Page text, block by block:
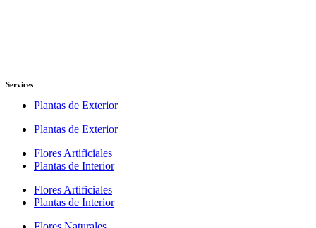
Services
Plantas de Exterior
Plantas de Exterior
Flores Artificiales
Plantas de Interior
Flores Artificiales
Plantas de Interior